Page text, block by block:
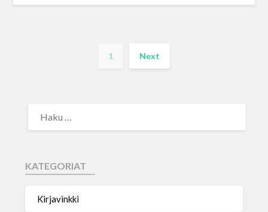
1 Next
KATEGORIAT
Kirjavinkki